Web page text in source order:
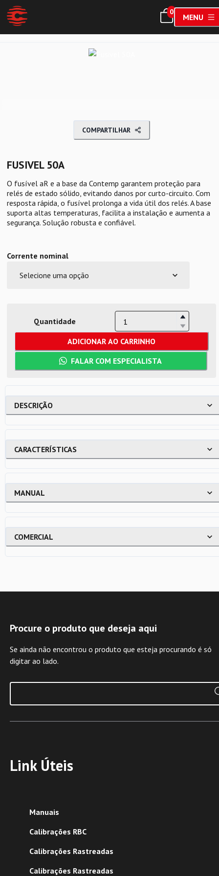
0
MENU
COMPARTILHAR
FUSIVEL 50A
O fusível aR e a base da Contemp garantem proteção para
relés de estado sólido, evitando danos por curto-circuito. Com
resposta rápida, o fusível prolonga a vida útil dos relés. A base
suporta altas temperaturas, facilita a instalação e aumenta a
segurança. Solução robusta e confiável.
Corrente nominal
Quantidade
ADICIONAR AO CARRINHO
FALAR COM ESPECIALISTA
DESCRIÇÃO
CARACTERÍSTICAS
MANUAL
COMERCIAL
Procure o produto que deseja aqui
Se ainda não encontrou o produto que esteja procurando é só
digitar ao lado.
Manuais
Calibrações RBC
Calibrações Rastreadas
Calibrações Rastreadas
Link Úteis